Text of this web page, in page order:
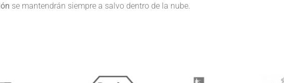
se mantendrán siempre a salvo dentro de la nube.